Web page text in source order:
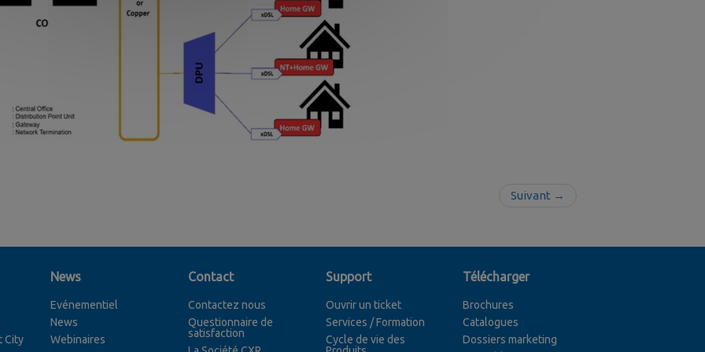
Suivant →
City
News
Evénementiel
News
Webinaires
Contact
Contactez nous
Questionnaire de
satisfaction
Support
Ouvrir un ticket
Services / Formation
Cycle de vie des
Télécharger
Brochures
Catalogues
Dossiers marketing